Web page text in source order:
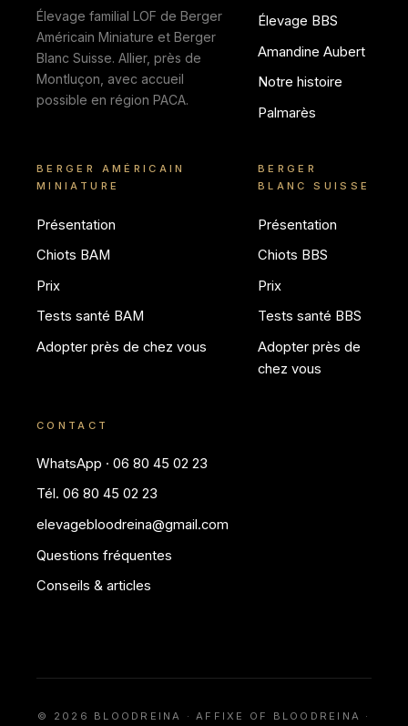
Élevage familial LOF de Berger
Américain Miniature et Berger
Blanc Suisse. Allier, près de
Montluçon, avec accueil
possible en région PACA.
Élevage BBS
Amandine Aubert
Notre histoire
Palmarès
BERGER AMÉRICAIN
MINIATURE
Présentation
Chiots BAM
Prix
Tests santé BAM
Adopter près de chez vous
BERGER
BLANC SUISSE
Présentation
Chiots BBS
Prix
Tests santé BBS
Adopter près de
chez vous
CONTACT
WhatsApp · 06 80 45 02 23
Tél. 06 80 45 02 23
elevagebloodreina@gmail.com
Questions fréquentes
Conseils & articles
© 2026 BLOODREINA · AFFIXE OF BLOODREINA ·